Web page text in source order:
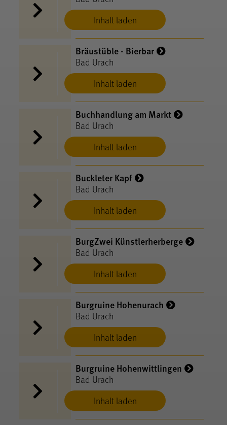
Inhalt laden
Inhalt laden
Bräustüble - Bierbar
Bad Urach
Inhalt laden
Buchhandlung am Markt
Bad Urach
Inhalt laden
Buckleter Kapf
Bad Urach
Inhalt laden
BurgZwei Künstlerherberge
Bad Urach
Inhalt laden
Burgruine Hohenurach
Bad Urach
Inhalt laden
Burgruine Hohenwittlingen
Bad Urach